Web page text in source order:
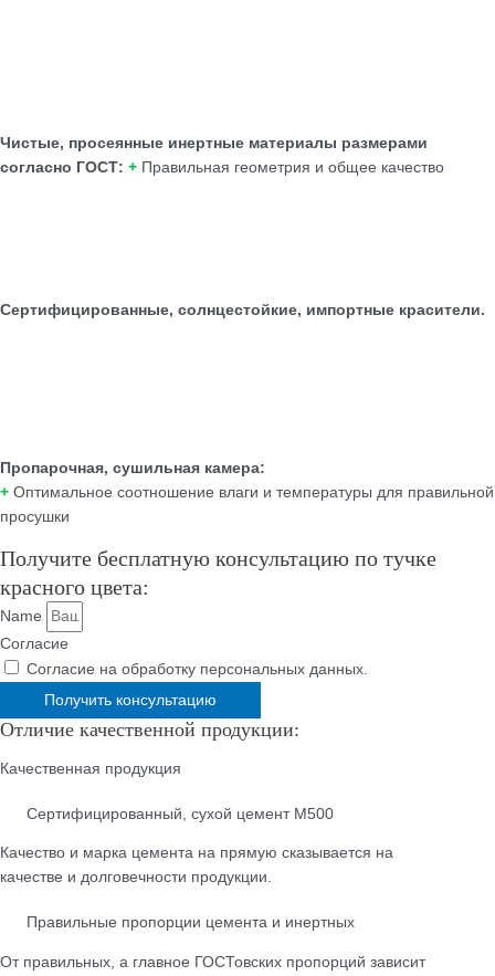
Чистые, просеянные инертные материалы размерами
согласно ГОСТ: + Правильная геометрия и общее качество
Сертифицированные, солнцестойкие, импортные красители.
Пропарочная, сушильная камера:
+ Оптимальное соотношение влаги и температуры для правильной
просушки
Получите бесплатную консультацию по тучке
красного цвета:
Name
Согласие
Согласие на обработку персональных данных.
Получить консультацию
Отличие качественной продукции:
Качественная продукция
Cертифицированный, сухой цемент М500
Качество и марка цемента на прямую сказывается на
качестве и долговечности продукции.
Правильные пропорции цемента и инертных
От правильных, а главное ГОСТовских пропорций зависит